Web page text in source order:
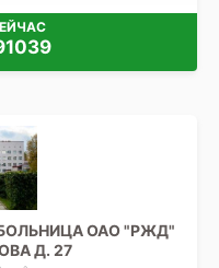
ОАО "РЖД"
Д. 27